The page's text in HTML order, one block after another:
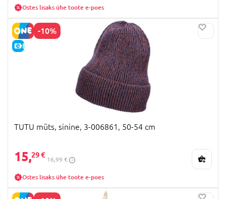
Ostes lisaks ühe toote e-poes
-10%
E-HIND
TUTU müts, sinine, 3-006861, 50-54 cm
15,29 €
16,99 €
Ostes lisaks ühe toote e-poes